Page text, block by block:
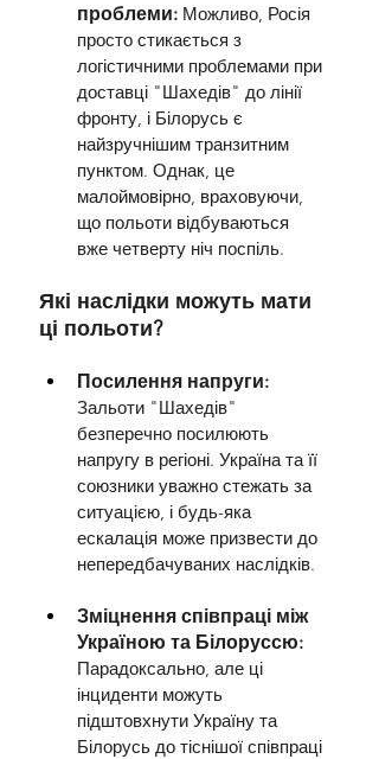
проблеми: Можливо, Росія
просто стикається з
логістичними проблемами при
доставці "Шахедів" до лінії
фронту, і Білорусь є
найзручнішим транзитним
пунктом. Однак, це
малоймовірно, враховуючи,
що польоти відбуваються
вже четверту ніч поспіль.
Які наслідки можуть мати
ці польоти?
Посилення напруги:
Зальоти "Шахедів"
безперечно посилюють
напругу в регіоні. Україна та її
союзники уважно стежать за
ситуацією, і будь-яка
ескалація може призвести до
непередбачуваних наслідків.
Зміцнення співпраці між
Україною та Білоруссю:
Парадоксально, але ці
інциденти можуть
підштовхнути Україну та
Білорусь до тіснішої співпраці